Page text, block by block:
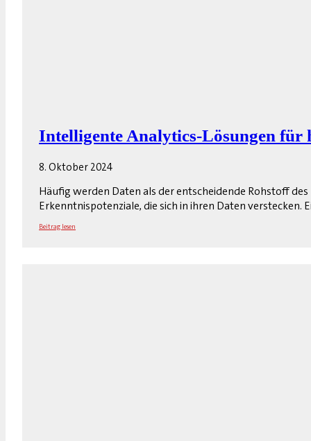
Intelligente Analytics-Lösungen für
8. Oktober 2024
Häufig werden Daten als der entscheidende Rohstoff
Erkenntnispotenziale, die sich in ihren Daten
Beitrag lesen